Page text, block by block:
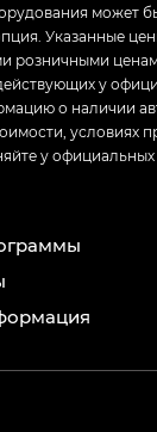
может
Указанные
розничными
у
о наличии
условиях
у официальных